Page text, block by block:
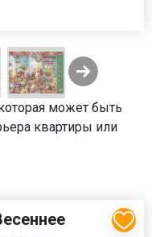
может быть
квартиры или